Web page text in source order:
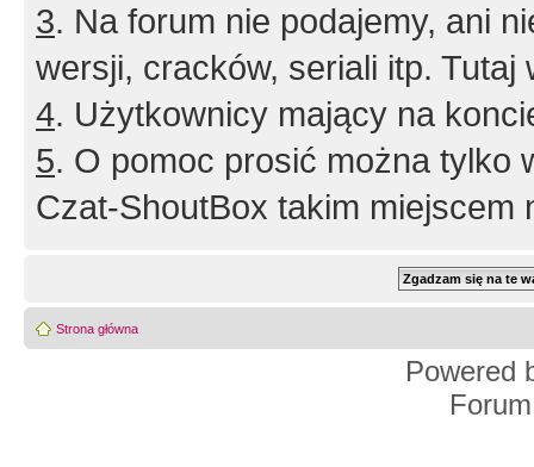
3. Na forum nie podajemy, ani
wersji, cracków, seriali itp. Tutaj
4. Użytkownicy mający na
5. O pomoc prosić można tylko
Czat-ShoutBox takim miejscem
Strona główna
Powered